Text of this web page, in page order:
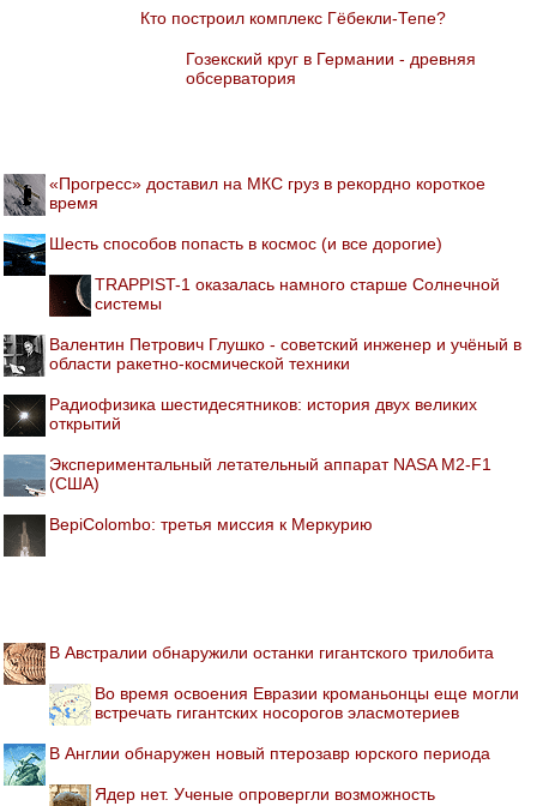
Кто построил комплекс Гёбекли-Тепе?
Гозекский круг в Германии - древняя
обсерватория
«Прогресс» доставил на МКС груз в рекордно короткое
время
Шесть способов попасть в космос (и все дорогие)
TRAPPIST-1 оказалась намного старше Солнечной
системы
Валентин Петрович Глушко - советский инженер и учёный в
области ракетно-космической техники
Радиофизика шестидесятников: история двух великих
открытий
Экспериментальный летательный аппарат NASA M2-F1
(США)
BepiColombo: третья миссия к Меркурию
В Австралии обнаружили останки гигантского трилобита
Во время освоения Евразии кроманьонцы еще могли
встречать гигантских носорогов эласмотериев
В Англии обнаружен новый птерозавр юрского периода
Ядер нет. Ученые опровергли возможность